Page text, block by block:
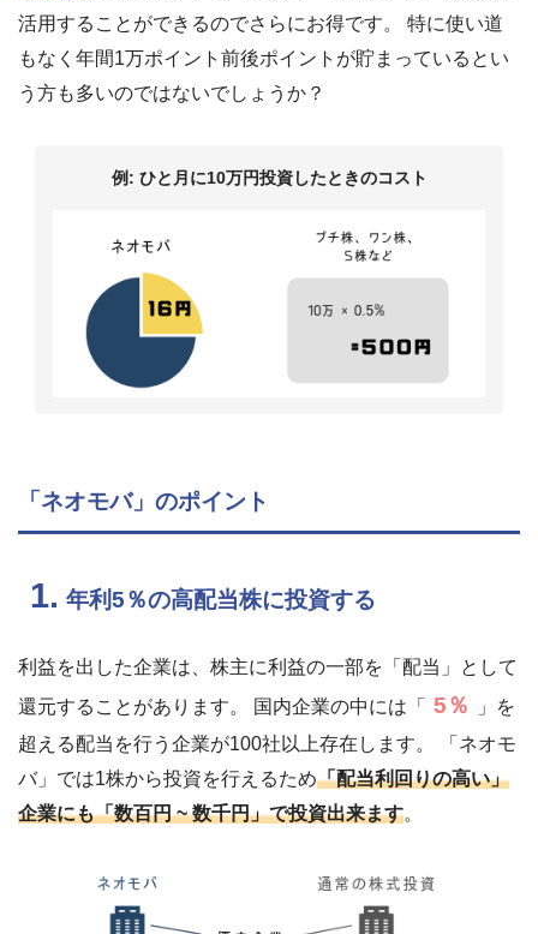
活用することができるのでさらにお得です。 特に使い道
もなく年間1万ポイント前後ポイントが貯まっているとい
う方も多いのではないでしょうか？
例: ひと月に10万円投資したときのコスト
「ネオモバ」のポイント
1. 年利5％の高配当株に投資する
利益を出した企業は、株主に利益の一部を「配当」として
還元することがあります。 国内企業の中には「
5％
」を
超える配当を行う企業が100社以上存在します。 「ネオモ
バ」では1株から投資を行えるため「配当利回りの高い」
企業にも「数百円 ~ 数千円」で投資出来ます。